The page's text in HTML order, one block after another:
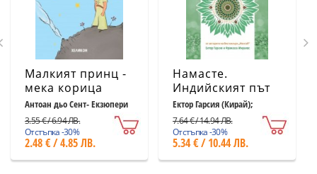
Малкият принц -
мека корица
светлосиня
Антоан дьо Сент- Екзюпери
3.55 € / 6.94 ЛВ.
Отстъпка -30%
2.48 € / 4.85 ЛВ.
Намасте.
Индийският път
към щастието,
удовлетворението
и успеха
Ектор Гарсия (Кирай);
7.64 € / 14.94 ЛВ.
Отстъпка -30%
5.34 € / 10.44 ЛВ.